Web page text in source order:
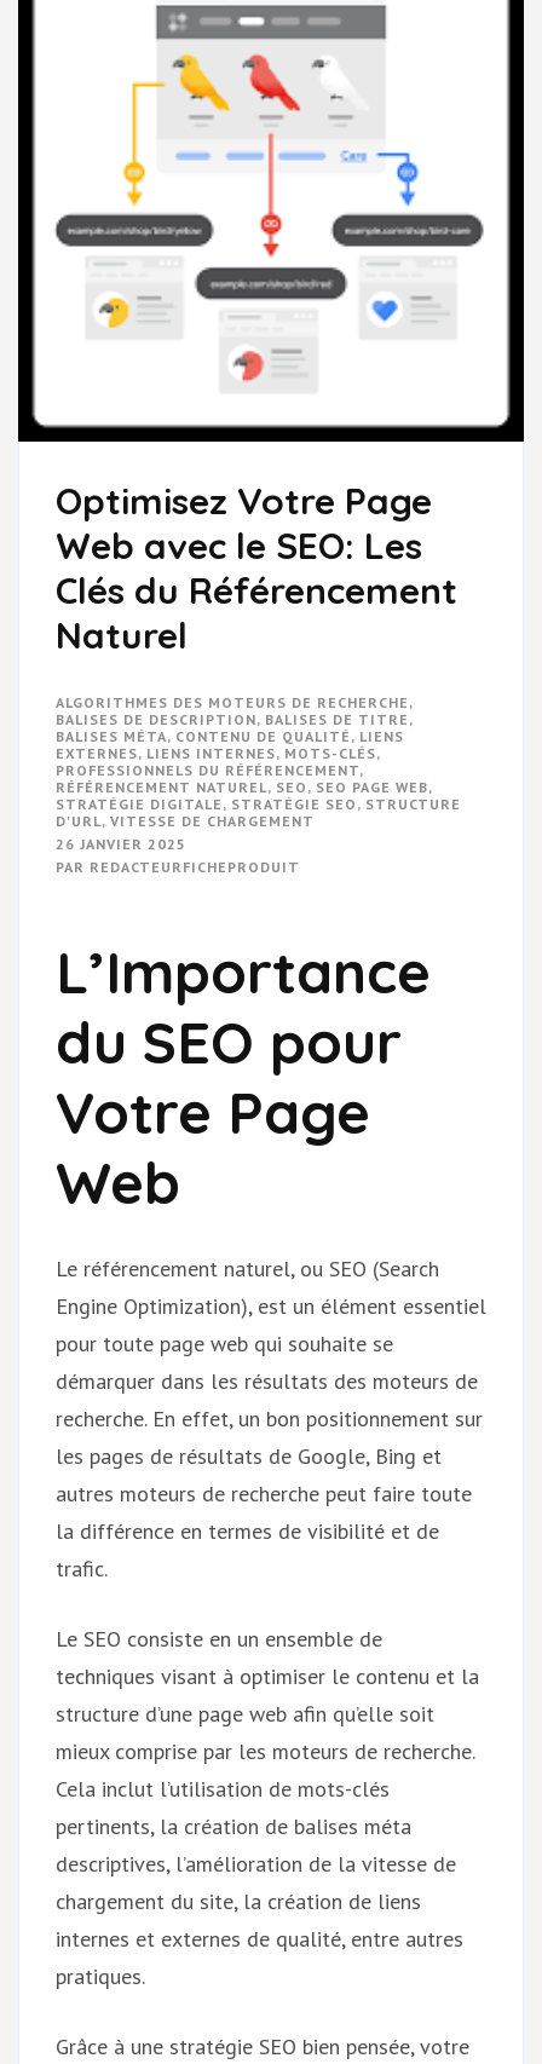
Optimisez Votre Page
Web avec le SEO: Les
Clés du Référencement
Naturel
ALGORITHMES DES MOTEURS DE RECHERCHE ,
BALISES DE DESCRIPTION, BALISES DE TITRE ,
BALISES MÉTA, CONTENU DE QUALITÉ , LIENS
EXTERNES, LIENS INTERNES, MOTS-CLÉS,
PROFESSIONNELS DU RÉFÉRENCEMENT,
RÉFÉRENCEMENT NATUREL, SEO , SEO PAGE WEB,
STRATÉGIE DIGITALE , STRATÉGIE SEO , STRUCTURE
D'URL, VITESSE DE CHARGEMENT
26 JANVIER 2025
PAR REDACTEURFICHEPRODUIT
L’Importance
du SEO pour
Votre Page
Web
Le référencement naturel, ou SEO (Search
Engine Optimization), est un élément essentiel
pour toute page web qui souhaite se
démarquer dans les résultats des moteurs de
recherche. En effet, un bon positionnement sur
les pages de résultats de Google, Bing et
autres moteurs de recherche peut faire toute
la différence en termes de visibilité et de
trafic.
Le SEO consiste en un ensemble de
techniques visant à optimiser le contenu et la
structure d’une page web afin qu’elle soit
mieux comprise par les moteurs de recherche.
Cela inclut l’utilisation de mots-clés
pertinents, la création de balises méta
descriptives, l’amélioration de la vitesse de
chargement du site, la création de liens
internes et externes de qualité, entre autres
pratiques.
Grâce à une stratégie SEO bien pensée, votre